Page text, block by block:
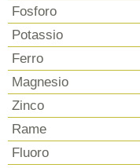
Fosforo
Potassio
Ferro
Magnesio
Zinco
Rame
Fluoro